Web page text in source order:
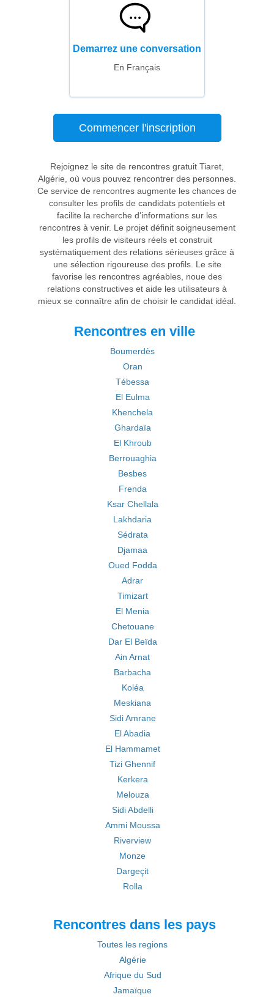
Demarrez une conversation
En Français
Commencer l'inscription
Rejoignez le site de rencontres gratuit Tiaret,
Algérie, où vous pouvez rencontrer des personnes.
Ce service de rencontres augmente les chances de
consulter les profils de candidats potentiels et
facilite la recherche d'informations sur les
rencontres à venir. Le projet définit soigneusement
les profils de visiteurs réels et construit
systématiquement des relations sérieuses grâce à
une sélection rigoureuse des profils. Le site
favorise les rencontres agréables, noue des
relations constructives et aide les utilisateurs à
mieux se connaître afin de choisir le candidat idéal.
Rencontres en ville
Boumerdès
Oran
Tébessa
El Eulma
Khenchela
Ghardaïa
El Khroub
Berrouaghia
Besbes
Frenda
Ksar Chellala
Lakhdaria
Sédrata
Djamaa
Oued Fodda
Adrar
Timizart
El Menia
Chetouane
Dar El Beïda
Ain Arnat
Barbacha
Koléa
Meskiana
Sidi Amrane
El Abadia
El Hammamet
Tizi Ghennif
Kerkera
Melouza
Sidi Abdelli
Ammi Moussa
Riverview
Monze
Dargeçit
Rolla
Rencontres dans les pays
Toutes les regions
Algérie
Afrique du Sud
Jamaïque